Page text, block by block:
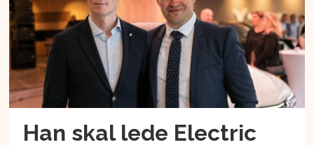
Han skal lede Electric